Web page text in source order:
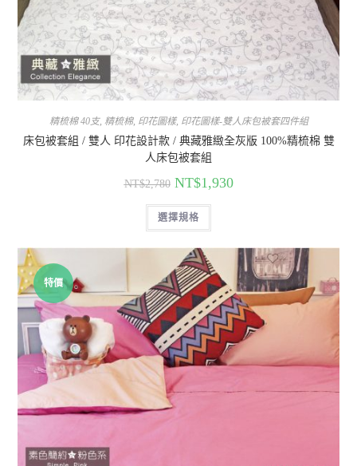
精梳棉 40支, 精梳棉, 印花圖樣, 印花圖樣-雙人床包被套四件組
床包被套組 / 雙人 印花設計款 / 典藏雅緻全灰版 100%精梳棉 雙
人床包被套組
NT$2,780 NT$1,930
選擇規格
特價